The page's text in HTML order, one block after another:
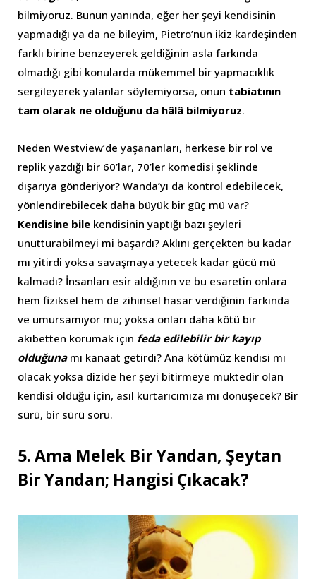
bilmiyoruz. Bunun yanında, eğer her şeyi kendisinin
yapmadığı ya da ne bileyim, Pietro’nun ikiz kardeşinden
farklı birine benzeyerek geldiğinin asla farkında
olmadığı gibi konularda mükemmel bir yapmacıklık
sergileyerek yalanlar söylemiyorsa, onun tabiatının
tam olarak ne olduğunu da hâlâ bilmiyoruz.
Neden Westview’de yaşananları, herkese bir rol ve
replik yazdığı bir 60’lar, 70’ler komedisi şeklinde
dışarıya gönderiyor? Wanda’yı da kontrol edebilecek,
yönlendirebilecek daha büyük bir güç mü var?
Kendisine bile kendisinin yaptığı bazı şeyleri
unutturabilmeyi mi başardı? Aklını gerçekten bu kadar
mı yitirdi yoksa savaşmaya yetecek kadar gücü mü
kalmadı? İnsanları esir aldığının ve bu esaretin onlara
hem fiziksel hem de zihinsel hasar verdiğinin farkında
ve umursamıyor mu; yoksa onları daha kötü bir
akıbetten korumak için feda edilebilir bir kayıp
olduğunamı kanaat getirdi? Ana kötümüz kendisi mi
olacak yoksa dizide her şeyi bitirmeye muktedir olan
kendisi olduğu için, asıl kurtarıcımıza mı dönüşecek? Bir
sürü, bir sürü soru.
5. Ama Melek Bir Yandan, Şeytan
Bir Yandan; Hangisi Çıkacak?